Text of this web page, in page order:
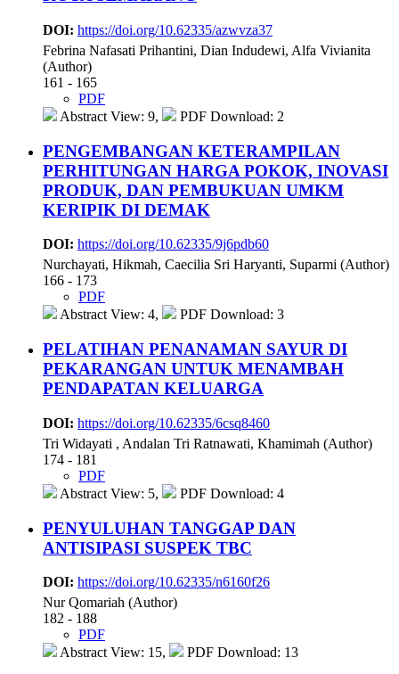
DOI: https://doi.org/10.62335/azwvza37
Febrina Nafasati Prihantini, Dian Indudewi, Alfa Vivianita
(Author)
161 - 165
PDF
Abstract View: 9,
PDF Download: 2
PENGEMBANGAN KETERAMPILAN
PERHITUNGAN HARGA POKOK, INOVASI
PRODUK, DAN PEMBUKUAN UMKM
KERIPIK DI DEMAK
DOI: https://doi.org/10.62335/9j6pdb60
Nurchayati, Hikmah, Caecilia Sri Haryanti, Suparmi (Author)
166 - 173
PDF
Abstract View: 4,
PDF Download: 3
PELATIHAN PENANAMAN SAYUR DI
PEKARANGAN UNTUK MENAMBAH
PENDAPATAN KELUARGA
DOI: https://doi.org/10.62335/6csq8460
Tri Widayati , Andalan Tri Ratnawati, Khamimah (Author)
174 - 181
PDF
Abstract View: 5,
PDF Download: 4
PENYULUHAN TANGGAP DAN
ANTISIPASI SUSPEK TBC
DOI: https://doi.org/10.62335/n6160f26
Nur Qomariah (Author)
182 - 188
PDF
Abstract View: 15,
PDF Download: 13